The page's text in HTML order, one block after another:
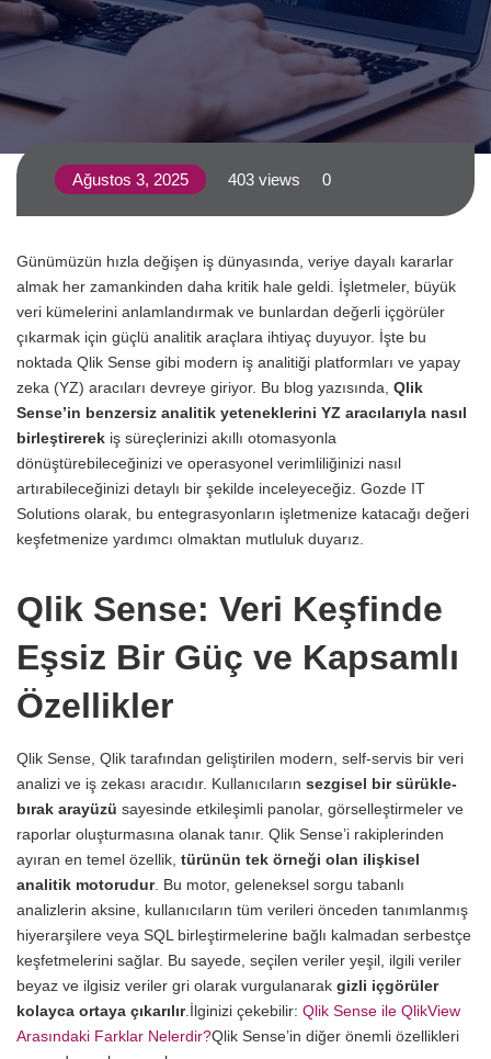
Ağustos 3, 2025 403 views 0
Günümüzün hızla değişen iş dünyasında, veriye dayalı kararlar
almak her zamankinden daha kritik hale geldi. İşletmeler, büyük
veri kümelerini anlamlandırmak ve bunlardan değerli içgörüler
çıkarmak için güçlü analitik araçlara ihtiyaç duyuyor. İşte bu
noktada Qlik Sense gibi modern iş analitiği platformları ve yapay
zeka (YZ) aracıları devreye giriyor. Bu blog yazısında, Qlik
Sense’in benzersiz analitik yeteneklerini YZ aracılarıyla nasıl
birleştirerek iş süreçlerinizi akıllı otomasyonla
dönüştürebileceğinizi ve operasyonel verimliliğinizi nasıl
artırabileceğinizi detaylı bir şekilde inceleyeceğiz. Gozde IT
Solutions olarak, bu entegrasyonların işletmenize katacağı değeri
keşfetmenize yardımcı olmaktan mutluluk duyarız.
Qlik Sense: Veri Keşfinde
Eşsiz Bir Güç ve Kapsamlı
Özellikler
Qlik Sense, Qlik tarafından geliştirilen modern, self-servis bir veri
analizi ve iş zekası aracıdır. Kullanıcıların sezgisel bir sürükle-
bırak arayüzü sayesinde etkileşimli panolar, görselleştirmeler ve
raporlar oluşturmasına olanak tanır. Qlik Sense’i rakiplerinden
ayıran en temel özellik, türünün tek örneği olan ilişkisel
analitik motorudur. Bu motor, geleneksel sorgu tabanlı
analizlerin aksine, kullanıcıların tüm verileri önceden tanımlanmış
hiyerarşilere veya SQL birleştirmelerine bağlı kalmadan serbestçe
keşfetmelerini sağlar. Bu sayede, seçilen veriler yeşil, ilgili veriler
beyaz ve ilgisiz veriler gri olarak vurgulanarak gizli içgörüler
kolayca ortaya çıkarılır. İlginizi çekebilir: Qlik Sense ile QlikView
Arasındaki Farklar Nelerdir?Qlik Sense’in diğer önemli özellikleri